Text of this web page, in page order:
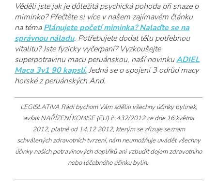
Věděli jste jak je důležitá psychická pohoda při snaze o
miminko? Přečtěte si více v našem zajímavém článku
na témaPlánujete početí miminka? Nalaďte se na
správnou náladu. Potřebujete dodat tělu potřebnou
vitalitu? Jste fyzicky vyčerpaní? Vyzkoušejte
superpotravinu macu peruánskou, naší novinkuADIEL
Maca 3v1 90 kapslí.Jedná se o spojení 3 odrůd macy
horské z peruánských And.
LEGISLATIVA Rádi bychom Vám sdělili všechny účinky bylinek,
avšak NAŘÍZENÍ KOMISE (EU) č. 432/2012 ze dne 16.května
2012, platné od 14.12 2012, kterým se zřizuje seznam
schválených zdravotních tvrzení, nám neumožňuje uvádět všechny
účinky našich potravinových doplňků ani vzbudit dojem zdravotního
nebo léčebného účinku bylin.